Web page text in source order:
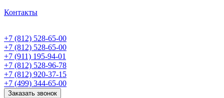
Контакты
+7 (812) 528-65-00
+7 (812) 528-65-00
+7 (911) 195-94-01
+7 (812) 528-96-78
+7 (812) 920-37-15
+7 (499) 344-65-00
Заказать звонок